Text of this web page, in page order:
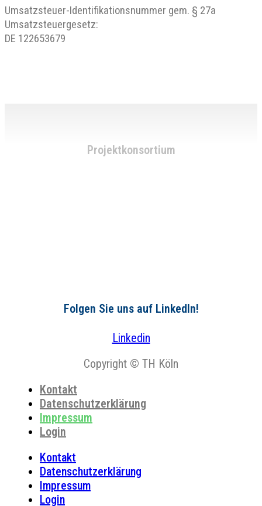
Umsatzsteuer-Identifikationsnummer gem. § 27a
Umsatzsteuergesetz:
DE 122653679
Projektkonsortium
Folgen Sie uns auf LinkedIn!
Linkedin
Copyright © TH Köln
Kontakt
Datenschutzerklärung
Impressum
Login
Kontakt
Datenschutzerklärung
Impressum
Login